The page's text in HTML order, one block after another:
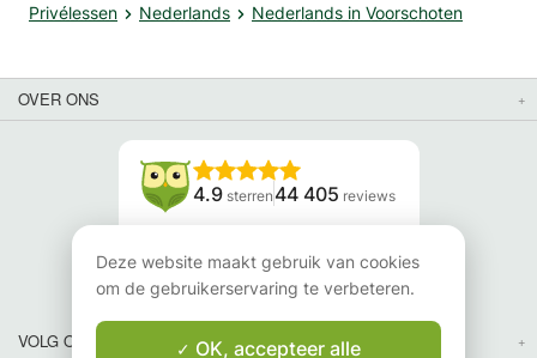
Privélessen Nederlands Nederlands in Voorschoten
OVER ONS
4.9 sterren 44 405 reviews
Lees onze reviews
VOLG ONS
Deze website maakt gebruik van cookies
om de gebruikerservaring te verbeteren.
OK, accepteer alle